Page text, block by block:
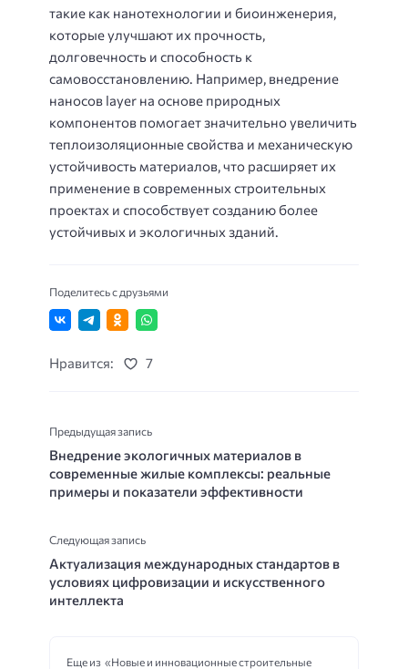
такие как нанотехнологии и биоинженерия,
которые улучшают их прочность,
долговечность и способность к
самовосстановлению. Например, внедрение
наносов layer на основе природных
компонентов помогает значительно увеличить
теплоизоляционные свойства и механическую
устойчивость материалов, что расширяет их
применение в современных строительных
проектах и способствует созданию более
устойчивых и экологичных зданий.
Поделитесь с друзьями
Нравится: 7
Предыдущая запись
Внедрение экологичных материалов в
современные жилые комплексы: реальные
примеры и показатели эффективности
Следующая запись
Актуализация международных стандартов в
условиях цифровизации и искусственного
интеллекта
Еще из «Новые и инновационные строительные